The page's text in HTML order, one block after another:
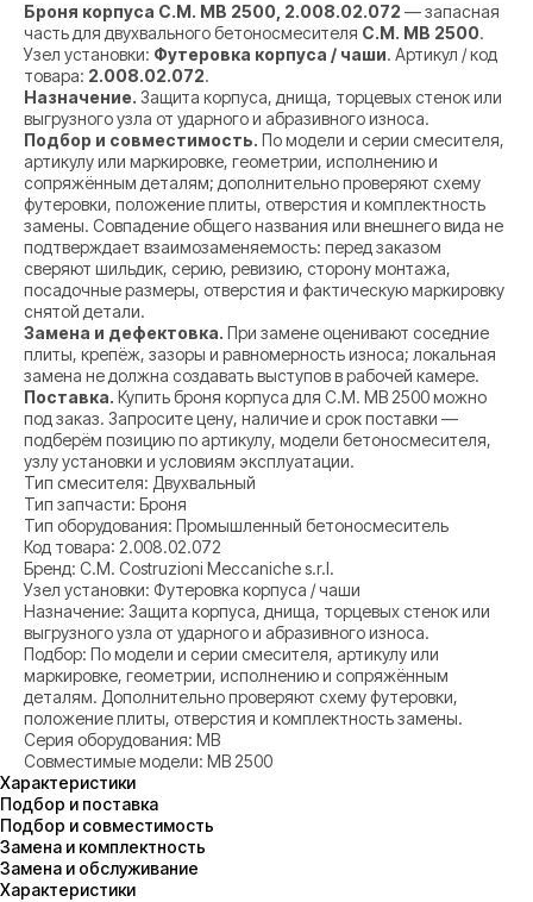
Броня корпуса C.M. MB 2500, 2.008.02.072 — запасная
часть для двухвального бетоносмесителя C.M. MB 2500.
Узел установки: Футеровка корпуса / чаши. Артикул / код
товара: 2.008.02.072.
Назначение. Защита корпуса, днища, торцевых стенок или
выгрузного узла от ударного и абразивного износа.
Подбор и совместимость. По модели и серии смесителя,
артикулу или маркировке, геометрии, исполнению и
сопряжённым деталям; дополнительно проверяют схему
футеровки, положение плиты, отверстия и комплектность
замены. Совпадение общего названия или внешнего вида не
подтверждает взаимозаменяемость: перед заказом
сверяют шильдик, серию, ревизию, сторону монтажа,
посадочные размеры, отверстия и фактическую маркировку
снятой детали.
Замена и дефектовка. При замене оценивают соседние
плиты, крепёж, зазоры и равномерность износа; локальная
замена не должна создавать выступов в рабочей камере.
Поставка. Купить броня корпуса для C.M. MB 2500 можно
под заказ. Запросите цену, наличие и срок поставки —
подберём позицию по артикулу, модели бетоносмесителя,
узлу установки и условиям эксплуатации.
Тип смесителя: Двухвальный
Тип запчасти: Броня
Тип оборудования: Промышленный бетоносмеситель
Код товара: 2.008.02.072
Бренд: C.M. Costruzioni Meccaniche s.r.l.
Узел установки: Футеровка корпуса / чаши
Назначение: Защита корпуса, днища, торцевых стенок или
выгрузного узла от ударного и абразивного износа.
Подбор: По модели и серии смесителя, артикулу или
маркировке, геометрии, исполнению и сопряжённым
деталям. Дополнительно проверяют схему футеровки,
положение плиты, отверстия и комплектность замены.
Серия оборудования: MB
Совместимые модели: MB 2500
Характеристики
Подбор и поставка
Подбор и совместимость
Замена и комплектность
Замена и обслуживание
Характеристики